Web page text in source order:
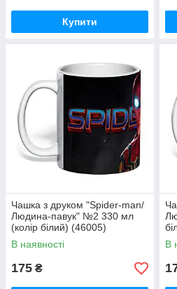
Купити
Чашка з друком "Spider-man/
Людина-павук" №2 330 мл
(колір білий) (46005)
В наявності
175 ₴
В